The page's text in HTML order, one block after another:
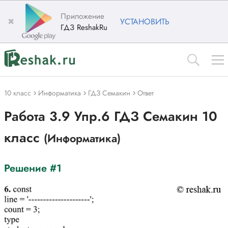
✖
Приложение
ГДЗ ReshakRu
УСТАНОВИТЬ
10 класс Информатика ГДЗ Семакин Ответ
Работа 3.9 Упр.6 ГДЗ Семакин 10
класс (Информатика)
Решение #1